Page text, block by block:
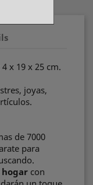
x 19 x 25 cm.
joyas,
de 7000
para
hogar con